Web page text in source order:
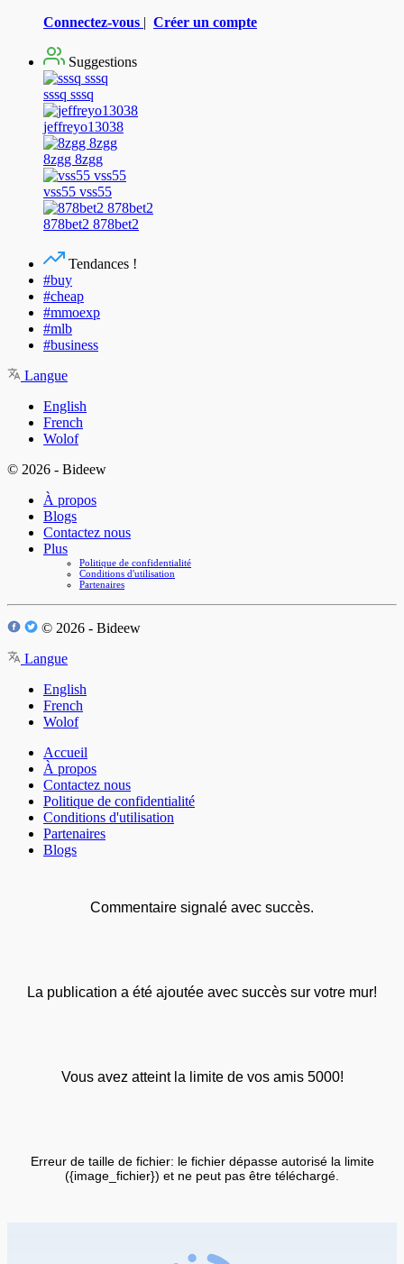
Connectez-vous | Créer un compte
Suggestions
sssq sssq
jeffreyo13038
8zgg 8zgg
vss55 vss55
878bet2 878bet2
Tendances !
#buy
#cheap
#mmoexp
#mlb
#business
Langue
English
French
Wolof
© 2026 - Bideew
À propos
Blogs
Contactez nous
Plus
Politique de confidentialité
Conditions d'utilisation
Partenaires
© 2026 - Bideew
Langue
English
French
Wolof
Accueil
À propos
Contactez nous
Politique de confidentialité
Conditions d'utilisation
Partenaires
Blogs
Commentaire signalé avec succès.
La publication a été ajoutée avec succès sur votre mur!
Vous avez atteint la limite de vos amis 5000!
Erreur de taille de fichier: le fichier dépasse autorisé la limite
({image_fichier}) et ne peut pas être téléchargé.